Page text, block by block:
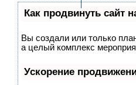
о
е
м
е
ю
Как продвинуть сайт
Вы создали или только
а целый комплекс
Ускорение